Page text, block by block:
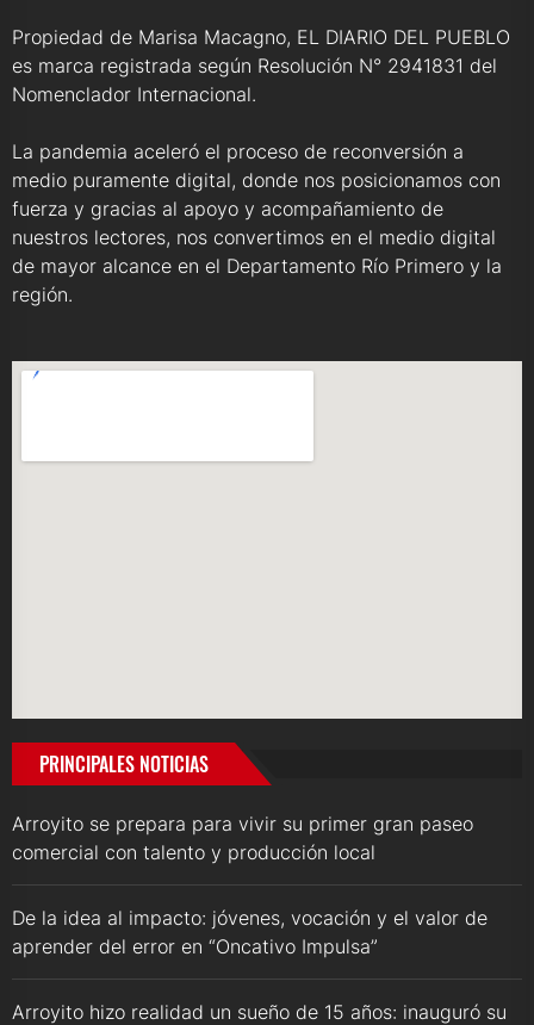
Propiedad de Marisa Macagno, EL DIARIO DEL PUEBLO
es marca registrada según Resolución N° 2941831 del
Nomenclador Internacional.
La pandemia aceleró el proceso de reconversión a
medio puramente digital, donde nos posicionamos con
fuerza y gracias al apoyo y acompañamiento de
nuestros lectores, nos convertimos en el medio digital
de mayor alcance en el Departamento Río Primero y la
región.
PRINCIPALES NOTICIAS
Arroyito se prepara para vivir su primer gran paseo
comercial con talento y producción local
De la idea al impacto: jóvenes, vocación y el valor de
aprender del error en “Oncativo Impulsa”
Arroyito hizo realidad un sueño de 15 años: inauguró su